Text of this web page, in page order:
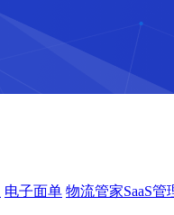
电子面单 物流管家SaaS管